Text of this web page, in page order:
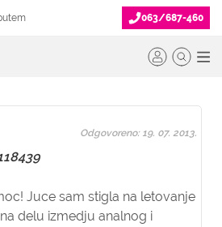
063/687-460
Juce sam stigla na letovanje
delu izmedju analnog i
Odgovoreno: 19. 07. 2013.